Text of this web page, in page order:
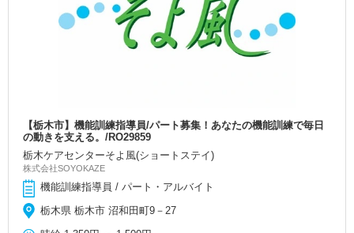
【栃木市】機能訓練指導員/パート募集！あなたの機能訓練で毎日
の動きを支える。/RO29859
栃木ケアセンターそよ風(ショートステイ)
株式会社SOYOKAZE
機能訓練指導員 / パート・アルバイト
栃木県 栃木市 沼和田町9－27